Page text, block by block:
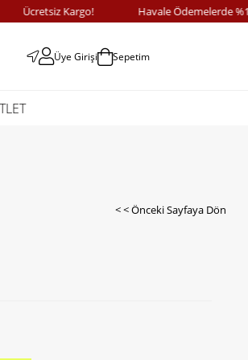
Ücretsiz Kargo! Havale Ödemelerde %10
Üye Girişi Sepetim
< < Önceki Sayfaya Dön